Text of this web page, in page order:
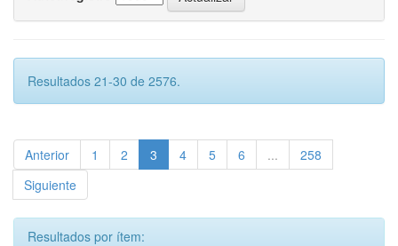
Resultados 21-30 de 2576.
Anterior 1 2 3 4 5 6 ...
258
Siguiente
Resultados por ítem: